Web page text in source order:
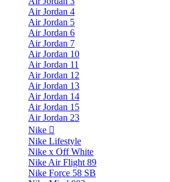
Air Jordan 4
Air Jordan 5
Air Jordan 6
Air Jordan 7
Air Jordan 10
Air Jordan 11
Air Jordan 12
Air Jordan 13
Air Jordan 14
Air Jordan 15
Air Jordan 23
Nike
Nike Lifestyle
Nike x Off White
Nike Air Flight 89
Nike Force 58 SB